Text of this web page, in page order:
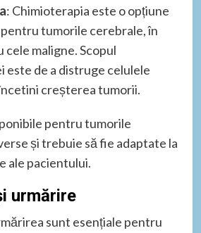
: Chimioterapia este o opțiune
tumorile cerebrale, în
cele maligne. Scopul
este de a distruge celulele
creșterea tumorii.
pentru tumorile
și trebuie să fie adaptate la
ale pacientului.
urmărire
sunt esențiale pentru